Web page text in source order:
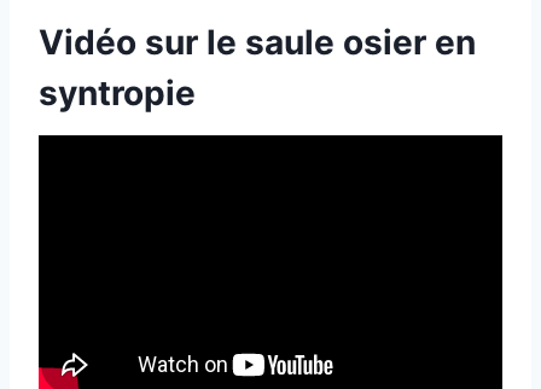
Vidéo sur le saule osier en
syntropie